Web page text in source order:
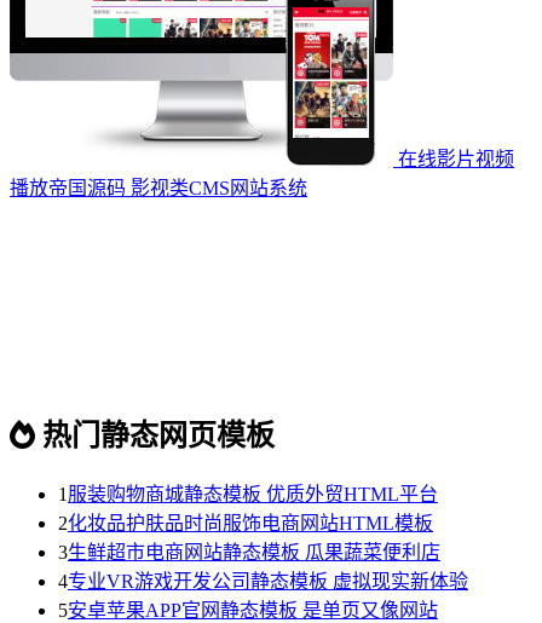
在线影片视频
播放帝国源码 影视类CMS网站系统
热门静态网页模板
1 服装购物商城静态模板 优质外贸HTML平台
2化妆品护肤品时尚服饰电商网站HTML模板
3生鲜超市电商网站静态模板 瓜果蔬菜便利店
4专业VR游戏开发公司静态模板 虚拟现实新体验
5安卓苹果APP官网静态模板 是单页又像网站